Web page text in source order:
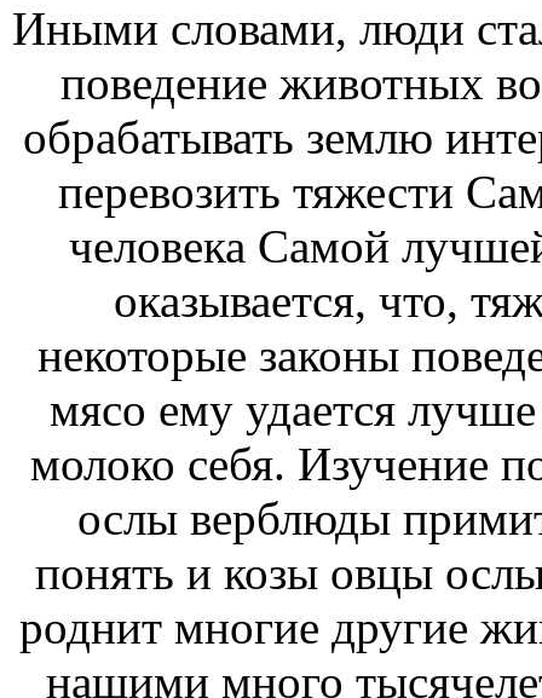
Иными словами, люди
поведение животных
обрабатывать землю
перевозить тяжести
человека Самой
оказывается, что,
некоторые законы
мясо ему удается
молоко себя. Изучение
ослы верблюды
понять и козы овцы
роднит многие другие
нашими много